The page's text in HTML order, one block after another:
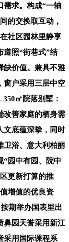
需求。构成“一轴
的交换取互动，
社区园林里静享
遵照“街巷式”结
缺价值。兼具不雅
窗户采用三层中空
㎡院落别墅：
改善家庭的栖身需
文底蕴深挚，同时
卫浴、意大利柏丽
“园中有园、院中
更新打算的推
增值的优良资
期举办国表里出
鼻园天誉采用新江
采用国际课程系